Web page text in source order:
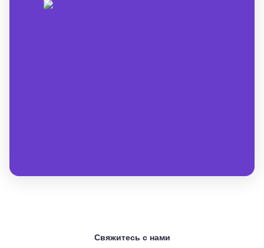
Свяжитесь с нами